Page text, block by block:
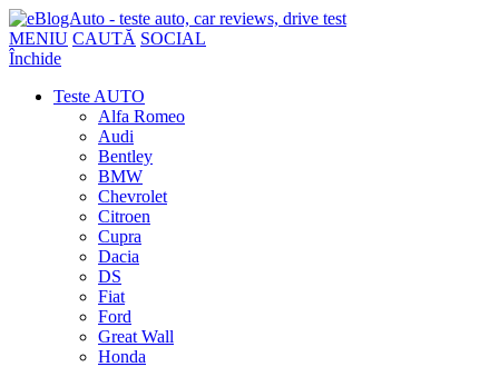
MENIU CAUTĂ SOCIAL
Închide
Teste AUTO
Alfa Romeo
Audi
Bentley
BMW
Chevrolet
Citroen
Cupra
Dacia
DS
Fiat
Ford
Great Wall
Honda